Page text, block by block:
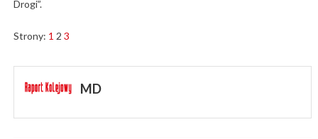
Drogi”.
Strony: 1 2 3
MD